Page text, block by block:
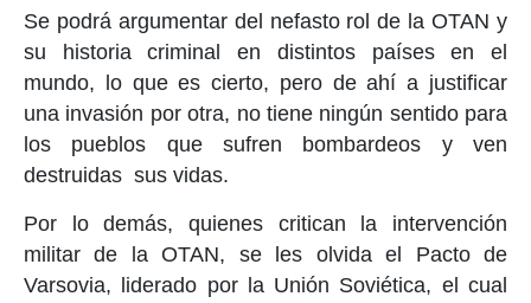
Se podrá argumentar del nefasto rol de la OTAN y
su historia criminal en distintos países en el
mundo, lo que es cierto, pero de ahí a justificar
una invasión por otra, no tiene ningún sentido para
los pueblos que sufren bombardeos y ven
destruidas sus vidas.
Por lo demás, quienes critican la intervención
militar de la OTAN, se les olvida el Pacto de
Varsovia, liderado por la Unión Soviética, el cual